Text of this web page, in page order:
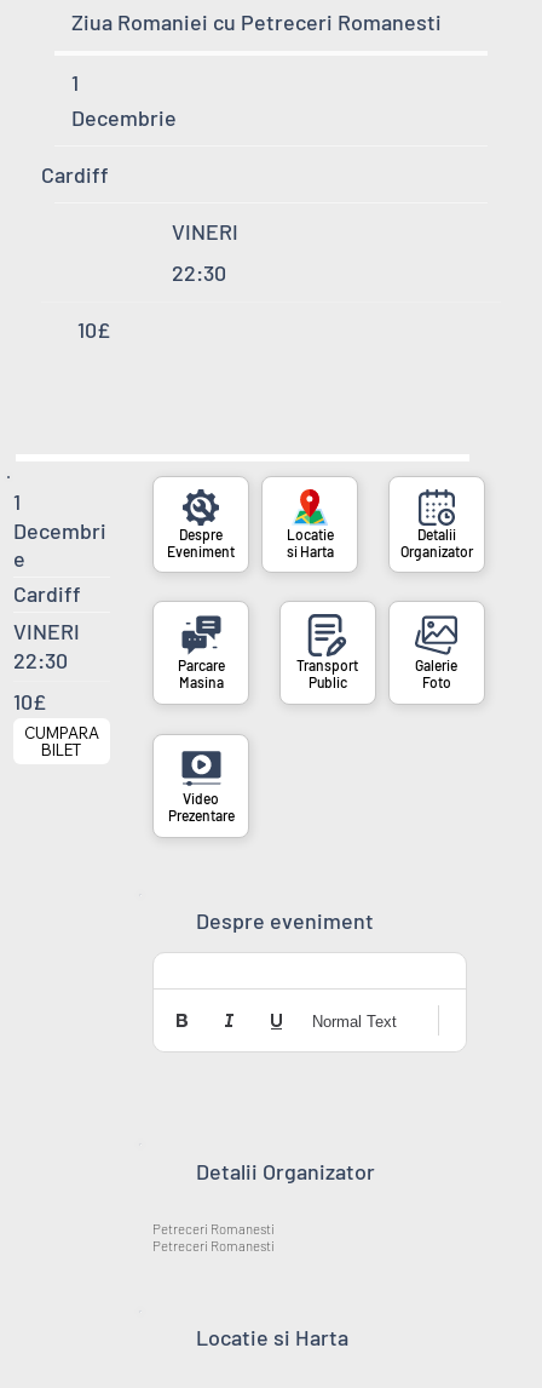
Ziua Romaniei cu Petreceri Romanesti
1
Decembrie
Cardiff
VINERI
22:30
10£
Eveniment
Organizator
si Harta
Masina
Transport
Public
Galerie
Foto
Video
Prezentare
Despre eveniment
Normal Text
Detalii Organizator
Petreceri Romanesti
Petreceri Romanesti
Locatie si Harta
1
Decembri
e
Cardiff
VINERI
22:30
10£
CUMPARA
BILET